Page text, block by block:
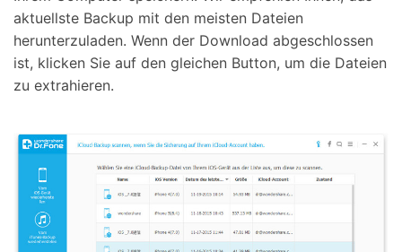
aktuellste Backup mit den meisten Dateien
herunterzuladen. Wenn der Download abgeschlossen
ist, klicken Sie auf den gleichen Button, um die Dateien
zu extrahieren.